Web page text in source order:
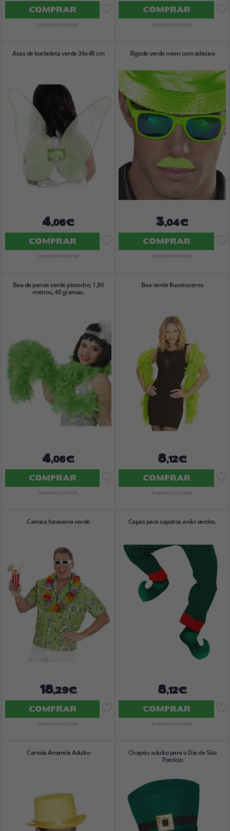
COMPRAR
Imposto Incluído
COMPRAR
Imposto Incluído
Asas de borboleta verde 36x48 cm
4,06€
COMPRAR
Imposto Incluído
Bigode verde neon com adesivo
3,04€
COMPRAR
Imposto Incluído
Boa de penas verde pistache, 1,80
metros, 40 gramas.
4,06€
COMPRAR
Imposto Incluído
Boa verde fluorescente
8,12€
COMPRAR
Imposto Incluído
Camisa havaiana verde
18,29€
COMPRAR
Imposto Incluído
Capas para sapatos anãs verdes.
8,12€
COMPRAR
Imposto Incluído
Cartola Amarela Adulto
Chapéu adulto para o Dia de São
Patrício